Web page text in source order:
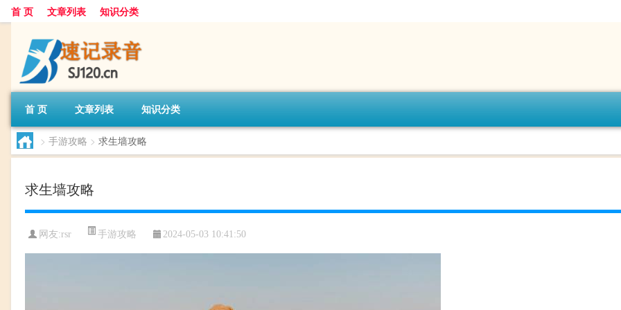
首 页 文章列表 知识分类
首 页 文章列表 知识分类
> 手游攻略 > 求生墙攻略
求生墙攻略
网友:rsr 手游攻略 2024-05-03 10:41:50